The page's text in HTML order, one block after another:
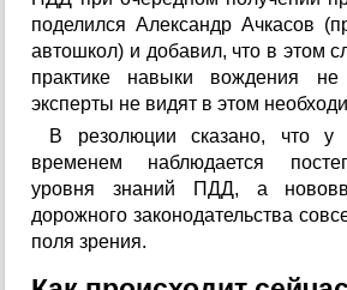
поделился Александр Ачкасов
автошкол) и добавил, что в этом
практике навыки вождения не
эксперты не видят в этом
В резолюции сказано, что у
временем наблюдается
уровня знаний ПДД, а
дорожного законодательства
поля зрения.